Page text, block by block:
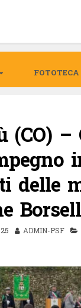
FOTOTECA
(CO)
delle
ADMIN-PSF